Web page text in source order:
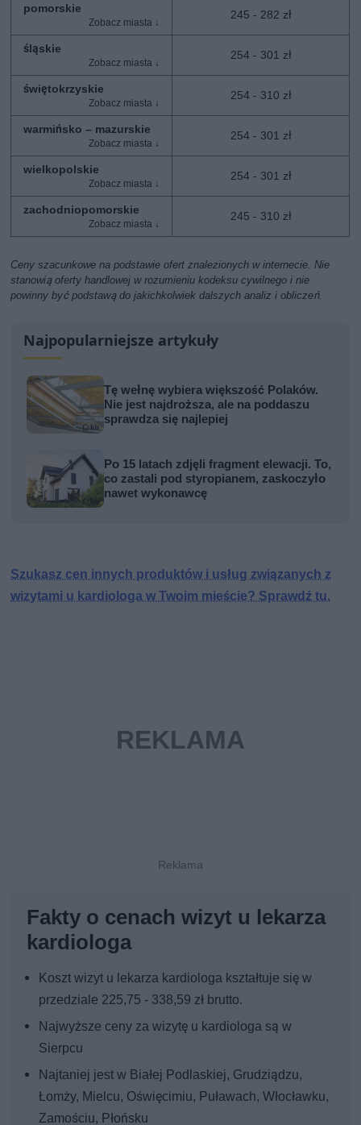
pomorskie 245 - 282 zł
śląskie 254 - 301 zł
świętokrzyskie 254 - 310 zł
warmińsko – mazurskie 254 - 301 zł
wielkopolskie 254 - 301 zł
zachodniopomorskie 245 - 310 zł
Ceny szacunkowe na podstawie ofert znalezionych w internecie. Nie
stanowią oferty handlowej w rozumieniu kodeksu cywilnego i nie
powinny być podstawą do jakichkolwiek dalszych analiz i obliczeń.
Najpopularniejsze artykuły
Tę wełnę wybiera większość Polaków.
Nie jest najdroższa, ale na poddaszu
sprawdza się najlepiej
Po 15 latach zdjęli fragment elewacji. To,
co zastali pod styropianem, zaskoczyło
nawet wykonawcę
Szukasz cen innych produktów i usług związanych z
wizytami u kardiologa w Twoim mieście? Sprawdź tu.
Fakty o cenach wizyt u lekarza
kardiologa
Koszt wizyt u lekarza kardiologa kształtuje się w
przedziale 225,75 - 338,59 zł brutto.
Najwyższe ceny za wizytę u kardiologa są w
Sierpcu
Najtaniej jest w Białej Podlaskiej, Grudziądzu,
Łomży, Mielcu, Oświęcimiu, Puławach, Włocławku,
Zamościu, Płońsku